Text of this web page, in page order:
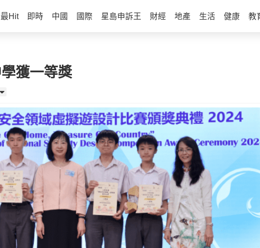
最Hit 即時 中國 國際 星島申訴王 財經 地產 生活 健康 教
獲一等獎